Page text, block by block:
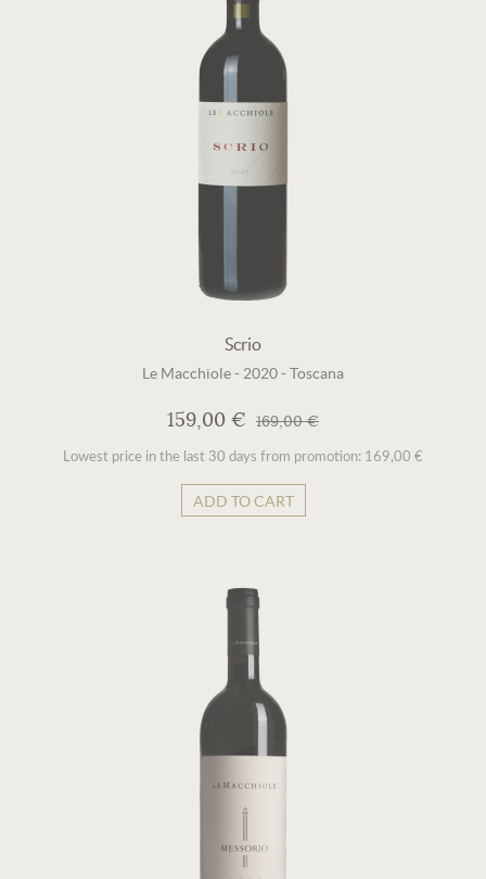
Scrio
Le Macchiole- 2020- Toscana
159,00 € 169,00 €
Lowest price in the last 30 days from promotion: 169,00 €
ADD TO CART